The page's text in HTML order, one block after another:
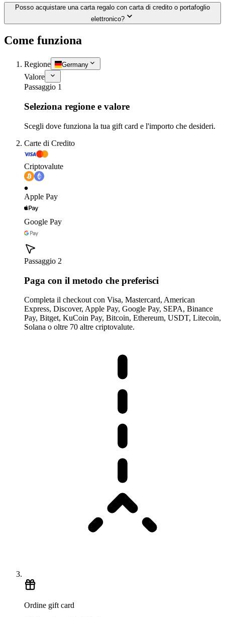
Posso acquistare una carta regalo con carta di credito o portafoglio
elettronico?
Come funziona
Regione Germany
Valore
Passaggio 1
Seleziona regione e valore
Scegli dove funziona la tua gift card e l'importo che desideri.
Carte di Credito
Criptovalute
Apple Pay
Google Pay
Passaggio 2
Paga con il metodo che preferisci
Completa il checkout con Visa, Mastercard, American
Express, Discover, Apple Pay, Google Pay, SEPA, Binance
Pay, Bitget, KuCoin Pay, Bitcoin, Ethereum, USDT, Litecoin,
Solana o oltre 70 altre criptovalute.
Ordine gift card